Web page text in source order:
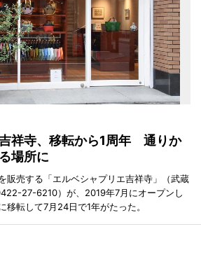
祥寺、移転から1周年 通りか
場所に
販売する「エルベシャプリエ吉祥寺」（武蔵
27-6210）が、2019年7月にオープンし
移転して7月24日で1年がたった。